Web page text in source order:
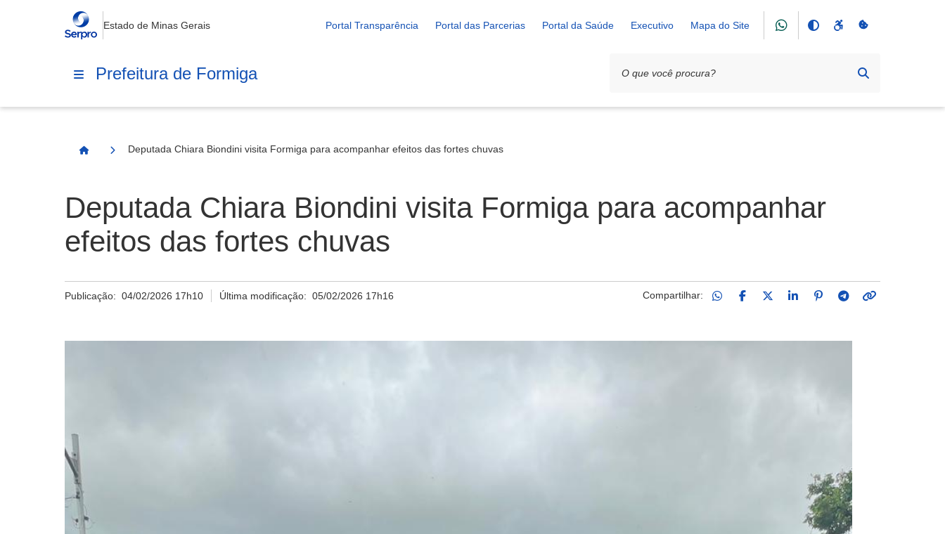
Estado de Minas Gerais Portal Transparência Portal das Parcerias Portal da Saúde Executivo Mapa do Site
Prefeitura de Formiga
Página Inicial
Deputada Chiara Biondini visita Formiga para acompanhar efeitos das fortes chuvas
Deputada Chiara Biondini visita Formiga para acompanhar
efeitos das fortes chuvas
Publicação: 04/02/2026 17h10 Última modificação:05/02/2026 17h16 Compartilhar: